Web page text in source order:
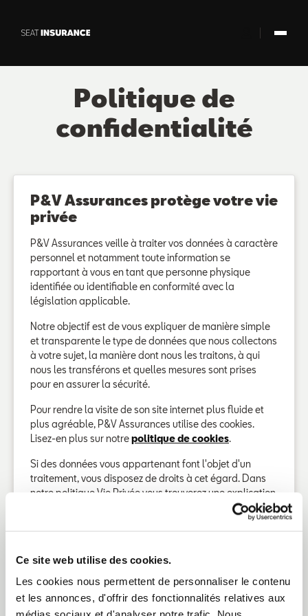
Ce site web utilise des cookies.
Les cookies nous permettent de personnaliser le contenu
et les annonces, d'offrir des fonctionnalités relatives aux
Politique de
confidentialité
P&V Assurances protège votre vie
privée
P&V Assurances veille à traiter vos données à caractère
personnel et notamment toute information se
rapportant à vous en tant que personne physique
identifiée ou identifiable en conformité avec la
législation applicable.
Notre objectif est de vous expliquer de manière simple
et transparente le type de données que nous collectons
à votre sujet, la manière dont nous les traitons, à qui
nous les transférons et quelles mesures sont prises
pour en assurer la sécurité.
Pour rendre la visite de son site internet plus fluide et
plus agréable, P&V Assurances utilise des cookies.
Lisez-en plus sur notrepolitique de cookies.
Si des données vous appartenant font l'objet d'un
traitement, vous disposez de droits à cet égard. Dans
notre politique Vie Privée vous trouverez une explication
concernant chacun de ces droits ainsi que des
personnelles est repris dans notre politique de
confidentialité dont la version la plus récente sera
toujours à votre disposition sur note site :